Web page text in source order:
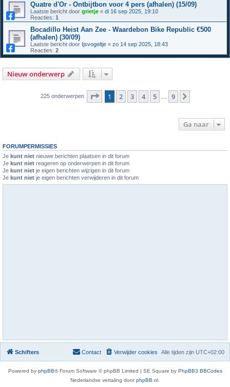
Quatre d'Or - Ontbijtbon voor 4 pers (afhalen) (15/09)
Laatste bericht door grietje « di 16 sep 2025, 19:10
Reacties: 1
Bocadillo Heist Aan Zee - Waardebon Bike Republic €500
(afhalen) (30/09)
Laatste bericht door Ijsvogeltje « zo 14 sep 2025, 18:43
Reacties: 2
Nieuw onderwerp
225 onderwerpen Pagina van 9
1 2 3 4 5 9
Ga naar
FORUMPERMISSIES
Je kunt niet nieuwe berichten plaatsen in dit forum
Je kunt niet reageren op onderwerpen in dit forum
Je kunt niet je eigen berichten wijzigen in dit forum
Je kunt niet je eigen berichten verwijderen in dit forum
Schifters Alle tijden zijn UTC+02:00
Verwijder cookies
Contact
Powered by phpBB® Forum Software © phpBB Limited | SE Square by PhpBB3 BBCodes
Nederlandse vertaling doorphpBB.nl